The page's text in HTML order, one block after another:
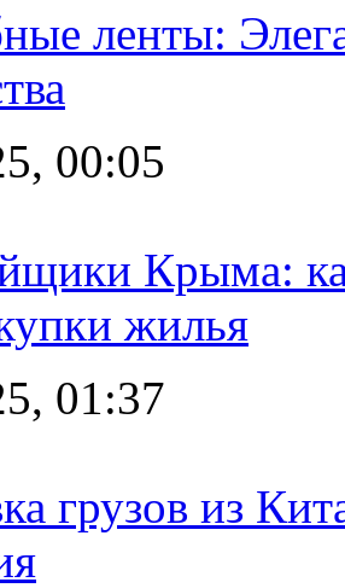
ленты:
00:05
Крыма:
жилья
01:37
грузов из